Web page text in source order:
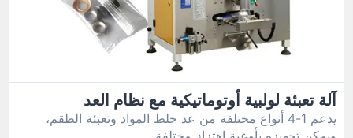
آلة تعبئة لولبية أوتوماتيكية مع نظام العد
يدعم 1-4 أنواع مختلفة من عد خلط المواد وتعبئة الطقم،